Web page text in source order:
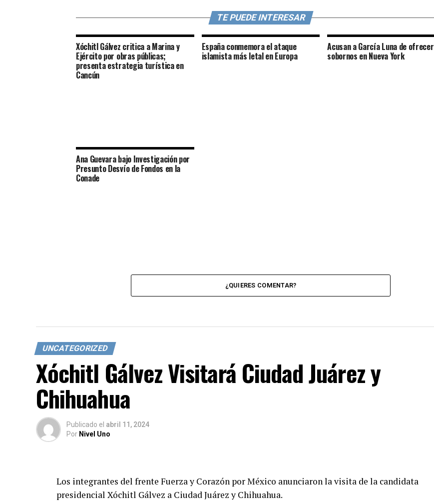
TE PUEDE INTERESAR
Xóchitl Gálvez critica a Marina y
Ejército por obras públicas;
presenta estrategia turística en
Cancún
España conmemora el ataque
islamista más letal en Europa
Acusan a García Luna de ofrecer
sobornos en Nueva York
Ana Guevara bajo Investigación por
Presunto Desvío de Fondos en la
Conade
¿QUIERES COMENTAR?
UNCATEGORIZED
Xóchitl Gálvez Visitará Ciudad Juárez y
Chihuahua
Publicado el abril 11, 2024
Por Nivel Uno
Los integrantes del frente Fuerza y Corazón por México anunciaron la visita de la candidata
presidencial Xóchitl Gálvez a Ciudad Juárez y Chihuahua.